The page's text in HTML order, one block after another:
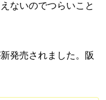
ないのでつらいこと
発売されました。阪